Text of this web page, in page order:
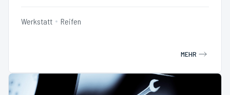
Werkstatt Reifen
MEHR